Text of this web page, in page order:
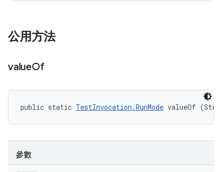
公用方法
valueOf
public static TestInvocation.RunMode valueOf
參數